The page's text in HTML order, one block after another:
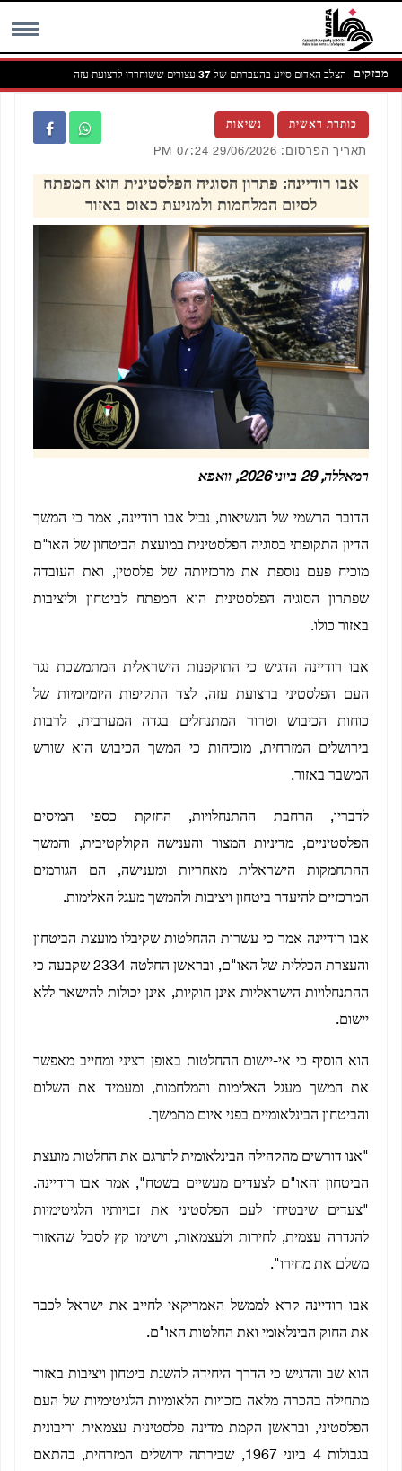
מבזקיםהצלב האדום סייע בהעברתם של 37 עצורים ששוחררו לרצועת עזה
כותרת ראשית נשיאות
תאריך הפרסום: 29/06/2026 07:24 PM
אבו רודיינה: פתרון הסוגיה הפלסטינית הוא המפתח
לסיום המלחמות ולמניעת כאוס באזור
רמאללה, 29 ביוני 2026, וואפא
הדובר הרשמי של הנשיאות, נביל אבו רודיינה, אמר כי המשך
הדיון התקופתי בסוגיה הפלסטינית במועצת הביטחון של האו"ם
מוכיח פעם נוספת את מרכזיותה של פלסטין, ואת העובדה
שפתרון הסוגיה הפלסטינית הוא המפתח לביטחון וליציבות
באזור כולו.
אבו רודיינה הדגיש כי התוקפנות הישראלית המתמשכת נגד
העם הפלסטיני ברצועת עזה, לצד התקיפות היומיומיות של
כוחות הכיבוש וטרור המתנחלים בגדה המערבית, לרבות
בירושלים המזרחית, מוכיחות כי המשך הכיבוש הוא שורש
המשבר באזור.
לדבריו, הרחבת ההתנחלויות, החזקת כספי המיסים
הפלסטיניים, מדיניות המצור והענישה הקולקטיבית, והמשך
ההתחמקות הישראלית מאחריות ומענישה, הם הגורמים
המרכזיים להיעדר ביטחון ויציבות ולהמשך מעגל האלימות.
אבו רודיינה אמר כי עשרות ההחלטות שקיבלו מועצת הביטחון
והעצרת הכללית של האו"ם, ובראשן החלטה 2334 שקבעה כי
ההתנחלויות הישראליות אינן חוקיות, אינן יכולות להישאר ללא
יישום.
הוא הוסיף כי אי-יישום ההחלטות באופן רציני ומחייב מאפשר
את המשך מעגל האלימות והמלחמות, ומעמיד את השלום
והביטחון הבינלאומיים בפני איום מתמשך.
"אנו דורשים מהקהילה הבינלאומית לתרגם את החלטות מועצת
הביטחון והאו"ם לצעדים מעשיים בשטח", אמר אבו רודיינה.
"צעדים שיבטיחו לעם הפלסטיני את זכויותיו הלגיטימיות
להגדרה עצמית, לחירות ולעצמאות, וישימו קץ לסבל שהאזור
משלם את מחירו".
אבו רודיינה קרא לממשל האמריקאי לחייב את ישראל לכבד
את החוק הבינלאומי ואת החלטות האו"ם.
הוא שב והדגיש כי הדרך היחידה להשגת ביטחון ויציבות באזור
מתחילה בהכרה מלאה בזכויות הלאומיות הלגיטימיות של העם
הפלסטיני, ובראשן הקמת מדינה פלסטינית עצמאית וריבונית
בגבולות 4 ביוני 1967, שבירתה ירושלים המזרחית, בהתאם